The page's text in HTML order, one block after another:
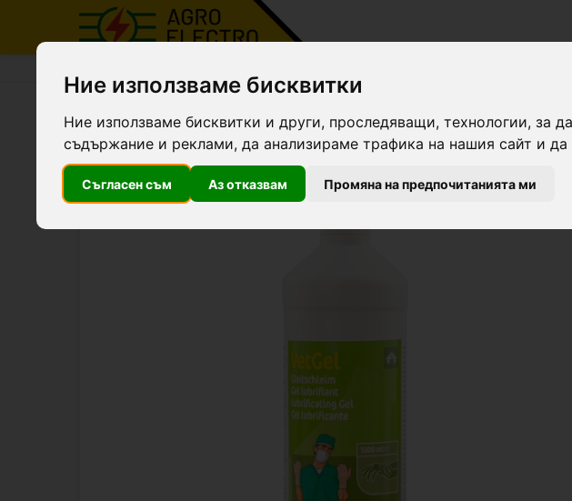
Ние използваме бисквитки
Ние използваме бисквитки и други, проследяващи, технологии, за
съдържание и реклами, да анализираме трафика на нашия сайт и
Съгласен съм Аз отказвам Промяна на предпочитанията ми
Гел - лубрикант, VetGel, 1000 мл